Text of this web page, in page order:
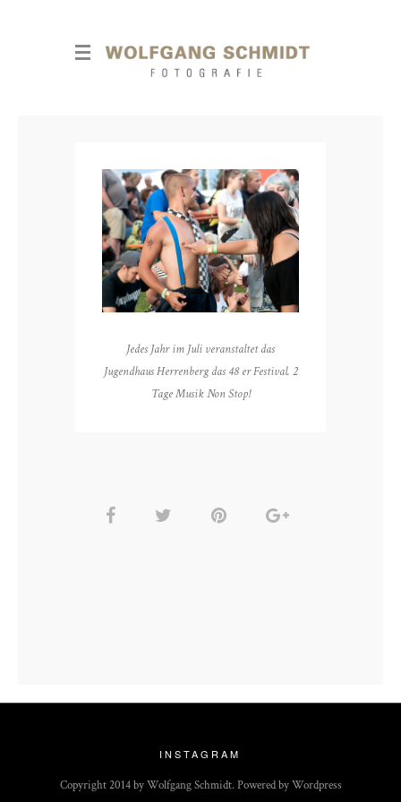
Jedes Jahr im Juli veranstaltet das
Jugendhaus Herrenberg das 48 er Festival. 2
Tage Musik Non Stop!
INSTAGRAM
Copyright 2014 by Wolfgang Schmidt. Powered by Wordpress